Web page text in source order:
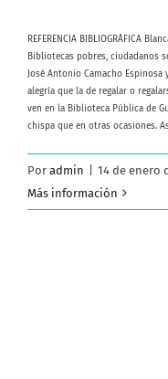
REFERENCIA BIBLIOGRÁFICA
Bibliotecas pobres, ciudadanos
José Antonio Camacho
alegría que la de regalar o
ven en la Biblioteca Pública de
chispa que en otras ocasiones.
Por admin 14 de enero
Más información